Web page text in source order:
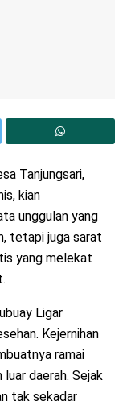
Tanjungsari,
kian
unggulan yang
tetapi juga sarat
yang melekat
Ligar
Kejernihan
ramai
daerah. Sejak
tak sekadar